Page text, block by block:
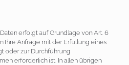
erfolgt auf Grundlage von Art. 6
Ihre Anfrage mit der Erfüllung eines
oder zur Durchführung
erforderlich ist. In allen übrigen